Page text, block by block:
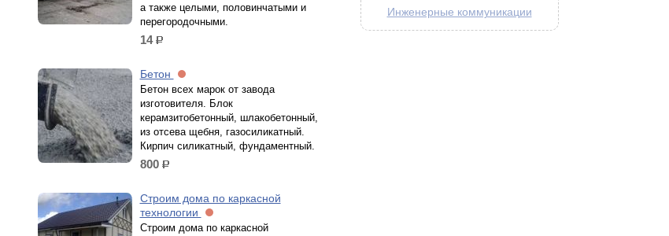
а также целыми, половинчатыми и
перегородочными.
14р.
Бетон
Бетон всех марок от завода
изготовителя. Блок
керамзитобетонный, шлакобетонный,
из отсева щебня, газосиликатный.
Кирпич силикатный, фундаментный.
800 р.
Строим дома по каркасной
технологии
Строим дома по каркасной
Инженерные коммуникации